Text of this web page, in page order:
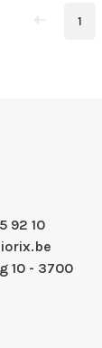
1
92 10
10 - 3700